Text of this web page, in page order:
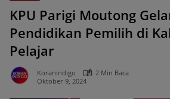
KPU Parigi Moutong
Pendidikan Pemilih di
Pelajar
Koranindigo
2 Min Baca
Oktober 9, 2024